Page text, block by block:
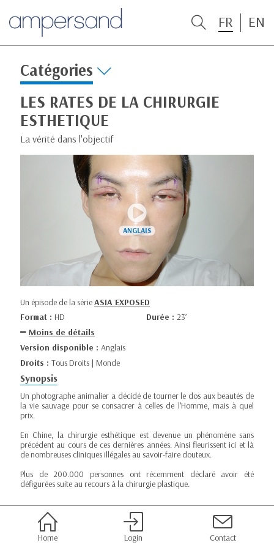
FR EN
Catégories
LES RATES DE LA CHIRURGIE
ESTHETIQUE
La vérité dans l'objectif
Un épisode de la sérieASIA EXPOSED
Format : HD Durée : 23’
Moins de détails
Version disponible : Anglais
Droits : Tous Droits | Monde
Synopsis
Un photographe animalier a décidé de tourner le dos aux beautés de
la vie sauvage pour se consacrer à celles de l’Homme, mais à quel
prix.
En Chine, la chirurgie esthétique est devenue un phénomène sans
précédent au cours de ces dernières années. Ainsi fleurissent ici et là
de nombreuses cliniques illégales au savoir-faire douteux.
Plus de 200.000 personnes ont récemment déclaré avoir été
défigurées suite au recours à la chirurgie plastique.
Home Login Contact